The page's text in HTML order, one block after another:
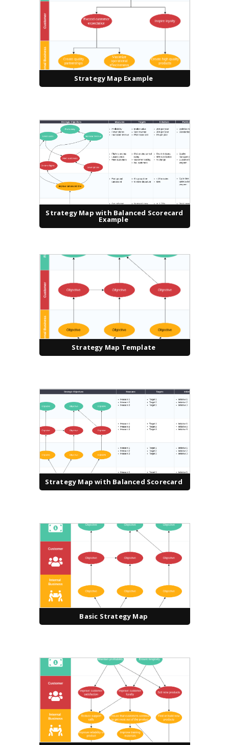
Strategy Map Example
Strategy Map with Balanced Scorecard
Example
Strategy Map Template
Strategy Map with Balanced Scorecard
Basic Strategy Map